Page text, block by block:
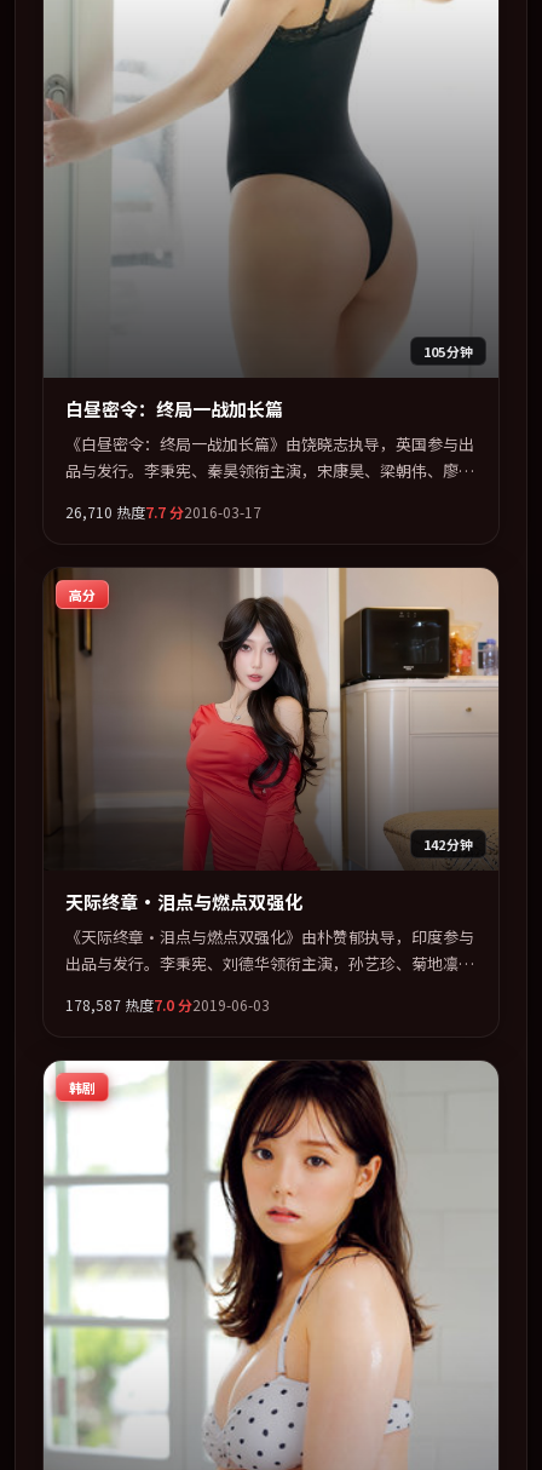
105分钟
白昼密令：终局一战加长篇
《白昼密令：终局一战加长篇》由饶晓志执导，英国参与出
品与发行。李秉宪、秦昊领衔主演，宋康昊、梁朝伟、廖凡
全片以「犯罪」类型为骨架，在叙事、表演与视听上力求统
2016 年度话题片中口碑稳健，适合喜欢强情节与人物弧光
的观众完整观看。
26,710 热度7.7分2016-03-17
高分
142分钟
天际终章·泪点与燃点双强化
《天际终章·泪点与燃点双强化》由朴赞郁执导，印度参与
出品与发行。李秉宪、刘德华领衔主演，孙艺珍、菊地凛
都背负不可告人的过去。全片以「爱情」类型为骨架，在叙
及主流平台同步亮相，2019 年度话题片中口碑稳健，适合
喜欢强情节与人物弧光的观众完整观看。
178,587 热度7.0分2019-06-03
韩剧